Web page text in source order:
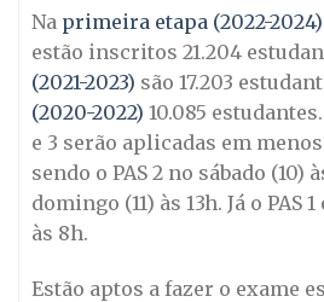
Na primeira etapa (2022-2024)
estão inscritos 21.204
(2021-2023) são 17.203
(2020-2022) 10.085
e 3 serão aplicadas em
sendo o PAS 2 no sábado (10)
domingo (11) às 13h. Já o PAS
às 8h.
Estão aptos a fazer o exame